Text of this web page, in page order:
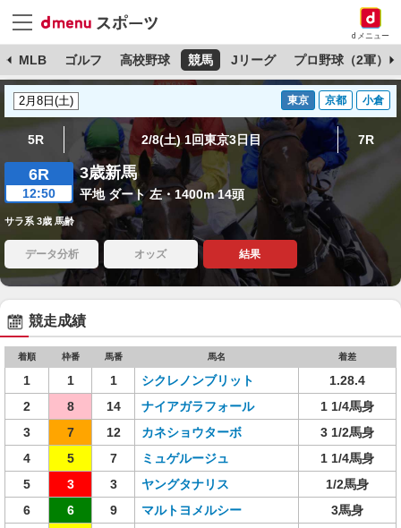
dメニュー
MLB ゴルフ 高校野球 競馬 Jリーグ プロ野球（2軍）
東京 京都 小倉
5R 2/8(土) 1回東京3日目 7R
6R
12:50
3歳新馬
平地 ダート 左・1400m 14頭
サラ系 3歳 馬齢
データ分析 オッズ 結果
競走成績
着順 枠番 馬番 馬名 着差
1 1 1 シクレノンブリット
1.28.4
2
8 14 ナイアガラフォール
1 1/4馬身
3
7 12 カネショウターボ
3 1/2馬身
4
5 7 ミュゲルージュ
1 1/4馬身
5
3 3 ヤングタナリス
1/2馬身
6
6 9 マルトヨメルシー
3馬身